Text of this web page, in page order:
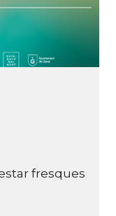
fresques